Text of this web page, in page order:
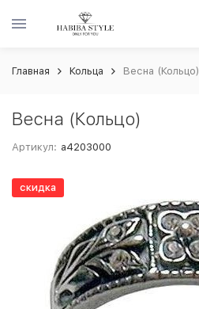
Главная Кольца Весна (Кольцо)
Весна (Кольцо)
Артикул: a4203000
скидка